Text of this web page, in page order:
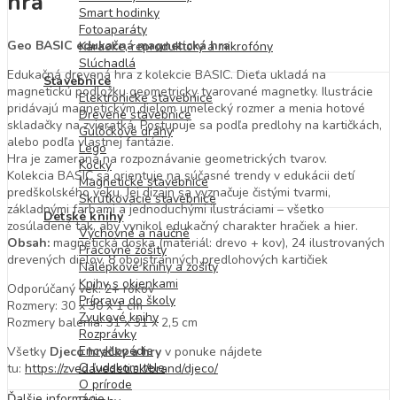
Smart hodinky
Fotoaparáty
Karaoke, reproduktory a mikrofóny
Slúchadlá
Stavebnice
Elektronické stavebnice
Drevené stavebnice
Guľôčkové dráhy
Lego
Kocky
Magnetické stavebnice
Skrutkovacie stavebnice
Detské knihy
Výchovné a náučné
Pracovné zošity
Nálepkové knihy a zošity
Knihy s okienkami
Príprava do školy
Zvukové knihy
Rozprávky
Encyklopédie
O ľudskom tele
O prírode
Geo BASIC edukačná magnetická hra
Edukačná drevená hra z kolekcie BASIC. Dieťa ukladá na
magnetickú podložku geometricky tvarované magnetky. Ilustrácie
pridávajú magnetickým dielom umelecký rozmer a menia hotové
skladačky na zvieratká. Postupuje sa podľa predlohy na kartičkách,
alebo podľa vlastnej fantázie.
Hra je zameraná na rozpoznávanie geometrických tvarov.
Kolekcia BASIC sa orientuje na súčasné trendy v edukácii detí
predškolského veku. Jej dizajn sa vyznačuje čistými tvarmi,
základnými farbami a jednoduchými ilustráciami – všetko
zosúladené tak, aby vynikol edukačný charakter hračiek a hier.
Obsah: magnetická doska (materiál: drevo + kov), 24 ilustrovaných
drevených dielov, 8 obojstranných predlohových kartičiek
Odporúčaný vek: 2+ rokov
Rozmery: 30 x 30 x 1 cm
Rozmery balenia: 31 x 31 x 2,5 cm
Všetky Djeco hračky a hry v ponuke nájdete
tu: https://zvedavedeti.sk/brand/djeco/